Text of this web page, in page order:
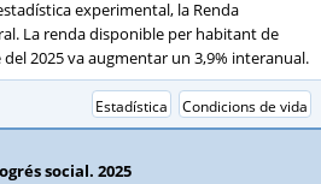
experimental, la Renda
La renda disponible per habitant de
2025 va augmentar un 3,9% interanual.
Condicions de vida
Estadística
social. 2025